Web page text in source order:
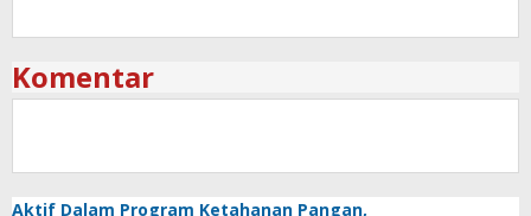
Komentar
Aktif Dalam Program Ketahanan Pangan,